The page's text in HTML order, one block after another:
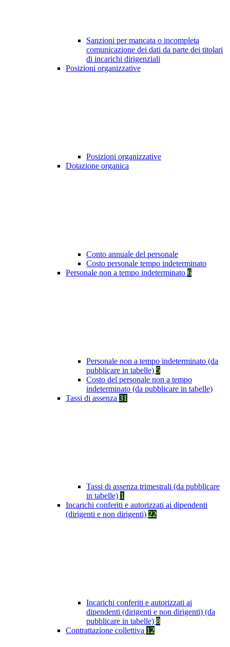
Sanzioni per mancata o incompleta
comunicazione dei dati da parte dei titolari
di incarichi dirigenziali
Posizioni organizzative
Posizioni organizzative
Dotazione organica
Conto annuale del personale
Costo personale tempo indeterminato
Personale non a tempo indeterminato 6
Personale non a tempo indeterminato (da
pubblicare in tabelle) 5
Costo del personale non a tempo
indeterminato (da pubblicare in tabelle)
Tassi di assenza 31
Tassi di assenza trimestrali (da pubblicare
in tabelle) 1
Incarichi conferiti e autorizzati ai dipendenti
(dirigenti e non dirigenti) 22
Incarichi conferiti e autorizzati ai
dipendenti (dirigenti e non dirigenti) (da
pubblicare in tabelle) 8
Contrattazione collettiva 12